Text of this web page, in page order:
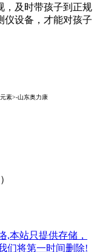
，及时带孩子到正规
仪设备，才能对孩子
素>-山东奥力康
,本站只提供存储，
们将第一时间删除!